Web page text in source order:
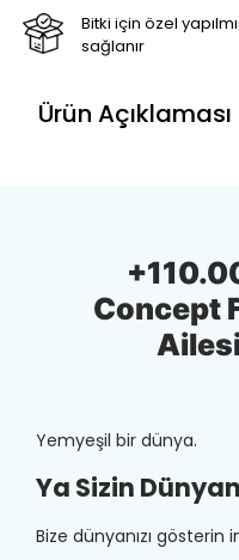
Bitki için özel
sağlanır
Ürün Açıklaması
Concept
Yemyeşil bir dünya.
Ya Sizin
Bize dünyanızı gösterin